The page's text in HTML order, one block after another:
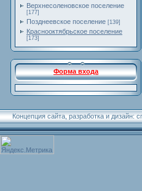
Верхнесоленовское поселение
[177]
Позднеевское поселение [139]
Краснооктябрьское поселение
[173]
Форма входа
Концепция сайта, разработка и дизайн: